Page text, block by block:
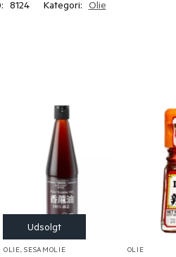
8124 Kategori: Olie
OLIE,SESAMOLIE OLIE